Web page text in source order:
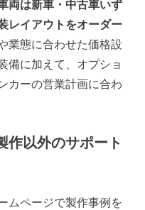
両は新車・中古車いず
レイアウトをオーダー
業態に合わせた価格設
備に加えて、オプショ
カーの営業計画に合わ
作以外のサポート
ムページで製作事例を